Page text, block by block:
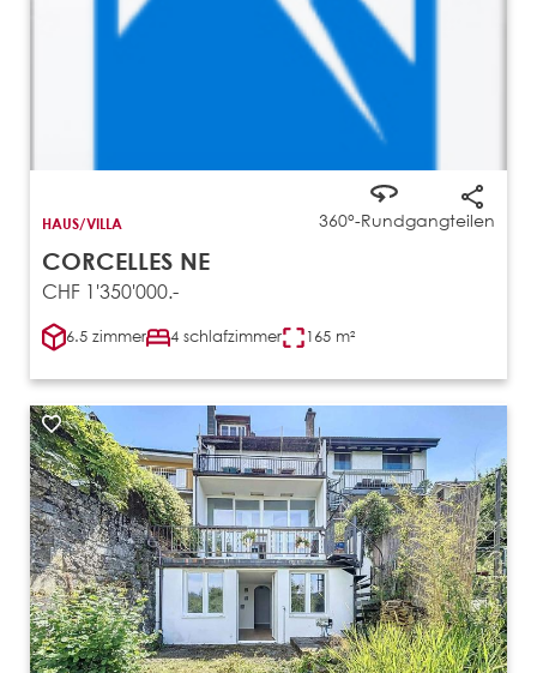
360°-Rundgangteilen
HAUS/VILLA
CORCELLES NE
CHF 1'350'000.-
6.5 zimmer 4 schlafzimmer 165 m²